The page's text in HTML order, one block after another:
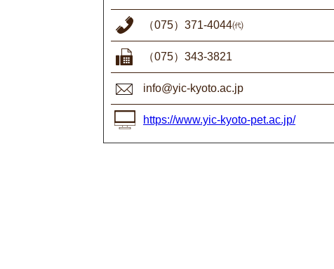
（075）371-4044㈹
（075）343-3821
info@yic-kyoto.ac.jp
https://www.yic-kyoto-pet.ac.jp/